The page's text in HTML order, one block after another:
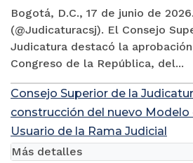
Bogotá, D.C., 17 de junio de 2026.
(@Judicaturacsj). El Consejo
Judicatura destacó la
Congreso de la República, del...
Consejo Superior de la
construcción del nuevo Modelo
Usuario de la Rama Judicial
Más detalles